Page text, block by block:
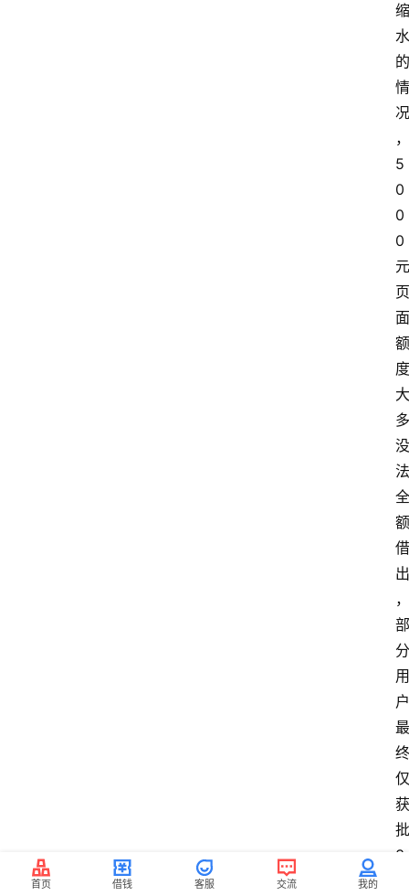
缩
水
的
情
况
，
5
0
0
0
元
页
面
额
度
大
多
没
法
全
额
借
出
，
部
分
用
户
最
终
仅
获
批
3
首页 借钱 客服 交流 我的